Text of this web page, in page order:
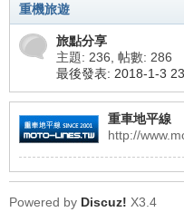
重機旅遊
旅點分享
主題: 236 帖數: 286
最後發表: 2018-1-3
重車地平線
http://
Powered by Discuz! X3.4